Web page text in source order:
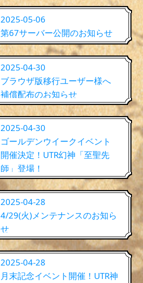
2025-05-06
第67サーバー公開のお知らせ
2025-04-30
ブラウザ版移行ユーザー様へ
補償配布のお知らせ
2025-04-30
ゴールデンウイークイベント
開催決定！UTR幻神「至聖先
師」登場！
2025-04-28
4/29(火)メンテナンスのお知ら
せ
2025-04-28
月末記念イベント開催！UTR神